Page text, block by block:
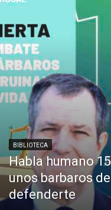
BIBLIOTECA
Habla humano
unos barbaros
defenderte